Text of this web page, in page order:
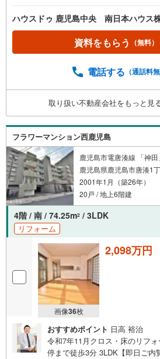
向きバルコニーで目の前に建物
す！ 24時間営業のマックスバリ
い物も便利！築浅で室内程度も
つきご内覧希望の際は事前にご
アクラス中央病院まで徒歩2分
クリニックまで徒歩4分（約
店まで徒歩5分（約360m）・マ
武岡店まで徒歩5分（約360m）
m）・武岡中学校まで徒歩32分
マート にしだ三丁目店まで徒歩
ハウスドゥ 鹿児島中央 南日本ハウス
資料をもらう （無料）
電話する （通話料
取り扱い不動産会社をもっと見
フラワーマンション西鹿児島
鹿児島市電唐湊線 「神
鹿児島県鹿児島市唐湊1
2001年1月（築26年）
20戸 / 地上6階建
4階 / 南 / 74.25m2 / 3LDK
リフォーム
画像36枚
2,098万円
おすすめポイント 日高 裕治
令和7年11月クロス・床のリフ
停まで徒歩3分 3LDK【即日ご内